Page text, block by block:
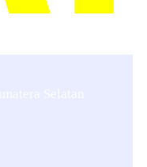
Selatan